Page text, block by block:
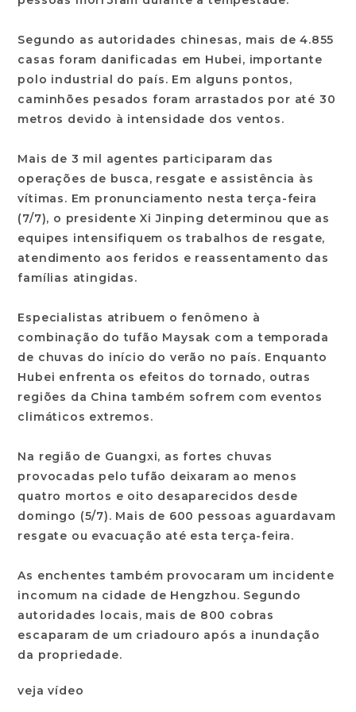
Segundo as autoridades chinesas, mais de 4.855
casas foram danificadas em Hubei, importante
polo industrial do país. Em alguns pontos,
caminhões pesados foram arrastados por até 30
metros devido à intensidade dos ventos.
Mais de 3 mil agentes participaram das
operações de busca, resgate e assistência às
vítimas. Em pronunciamento nesta terça-feira
(7/7), o presidente Xi Jinping determinou que as
equipes intensifiquem os trabalhos de resgate,
atendimento aos feridos e reassentamento das
famílias atingidas.
Especialistas atribuem o fenômeno à
combinação do tufão Maysak com a temporada
de chuvas do início do verão no país. Enquanto
Hubei enfrenta os efeitos do tornado, outras
regiões da China também sofrem com eventos
climáticos extremos.
Na região de Guangxi, as fortes chuvas
provocadas pelo tufão deixaram ao menos
quatro mortos e oito desaparecidos desde
domingo (5/7). Mais de 600 pessoas aguardavam
resgate ou evacuação até esta terça-feira.
As enchentes também provocaram um incidente
incomum na cidade de Hengzhou. Segundo
autoridades locais, mais de 800 cobras
escaparam de um criadouro após a inundação
da propriedade.
veja vídeo